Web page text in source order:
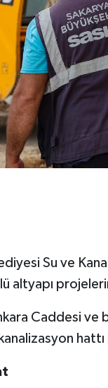
Su ve
altyapı
Caddesi ve
hattı